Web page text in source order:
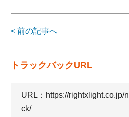
< 前の記事へ
トラックバックURL
URL： https://rightxlight.co.jp/
ck/